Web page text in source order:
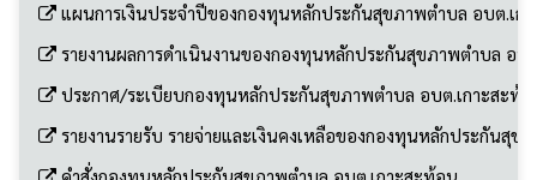
รายงานรายรับ รายจ่ายและเงินคงเหลือของกองทุนหลักประกันสุข
คำสั่งกองทุนหลักประกันสุขภาพตำบล อบต.เกาะสะท้อน
สำเนาบันทึกการประชุมกองทุนหลักประกันสุขภาพตำบล อบต.เกา